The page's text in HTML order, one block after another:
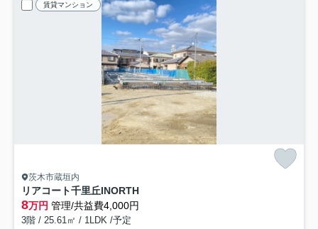
賃貸マンション
茨木市蔵垣内
リアコート千里丘INORTH
8万円 管理/共益費4,000円
3階 / 25.61㎡ / 1LDK /予定